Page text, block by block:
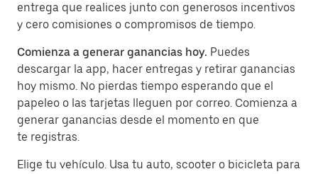
entrega que realices junto con generosos incentivos
y cero comisiones o compromisos de tiempo.
Comienza a generar ganancias hoy. Puedes
descargar la app, hacer entregas y retirar ganancias
hoy mismo. No pierdas tiempo esperando que el
papeleo o las tarjetas lleguen por correo. Comienza a
generar ganancias desde el momento en que
te registras.
Elige tu vehículo. Usa tu auto, scooter o bicicleta para